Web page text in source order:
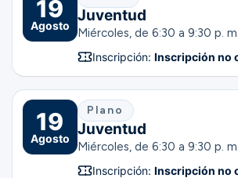
19
Agosto
Juventud
Miércoles, de 6:30 a 9:30 p. m.
Inscripción: Inscripción no
19
Agosto
Plano
Juventud
Miércoles, de 6:30 a 9:30 p. m.
Inscripción: Inscripción no